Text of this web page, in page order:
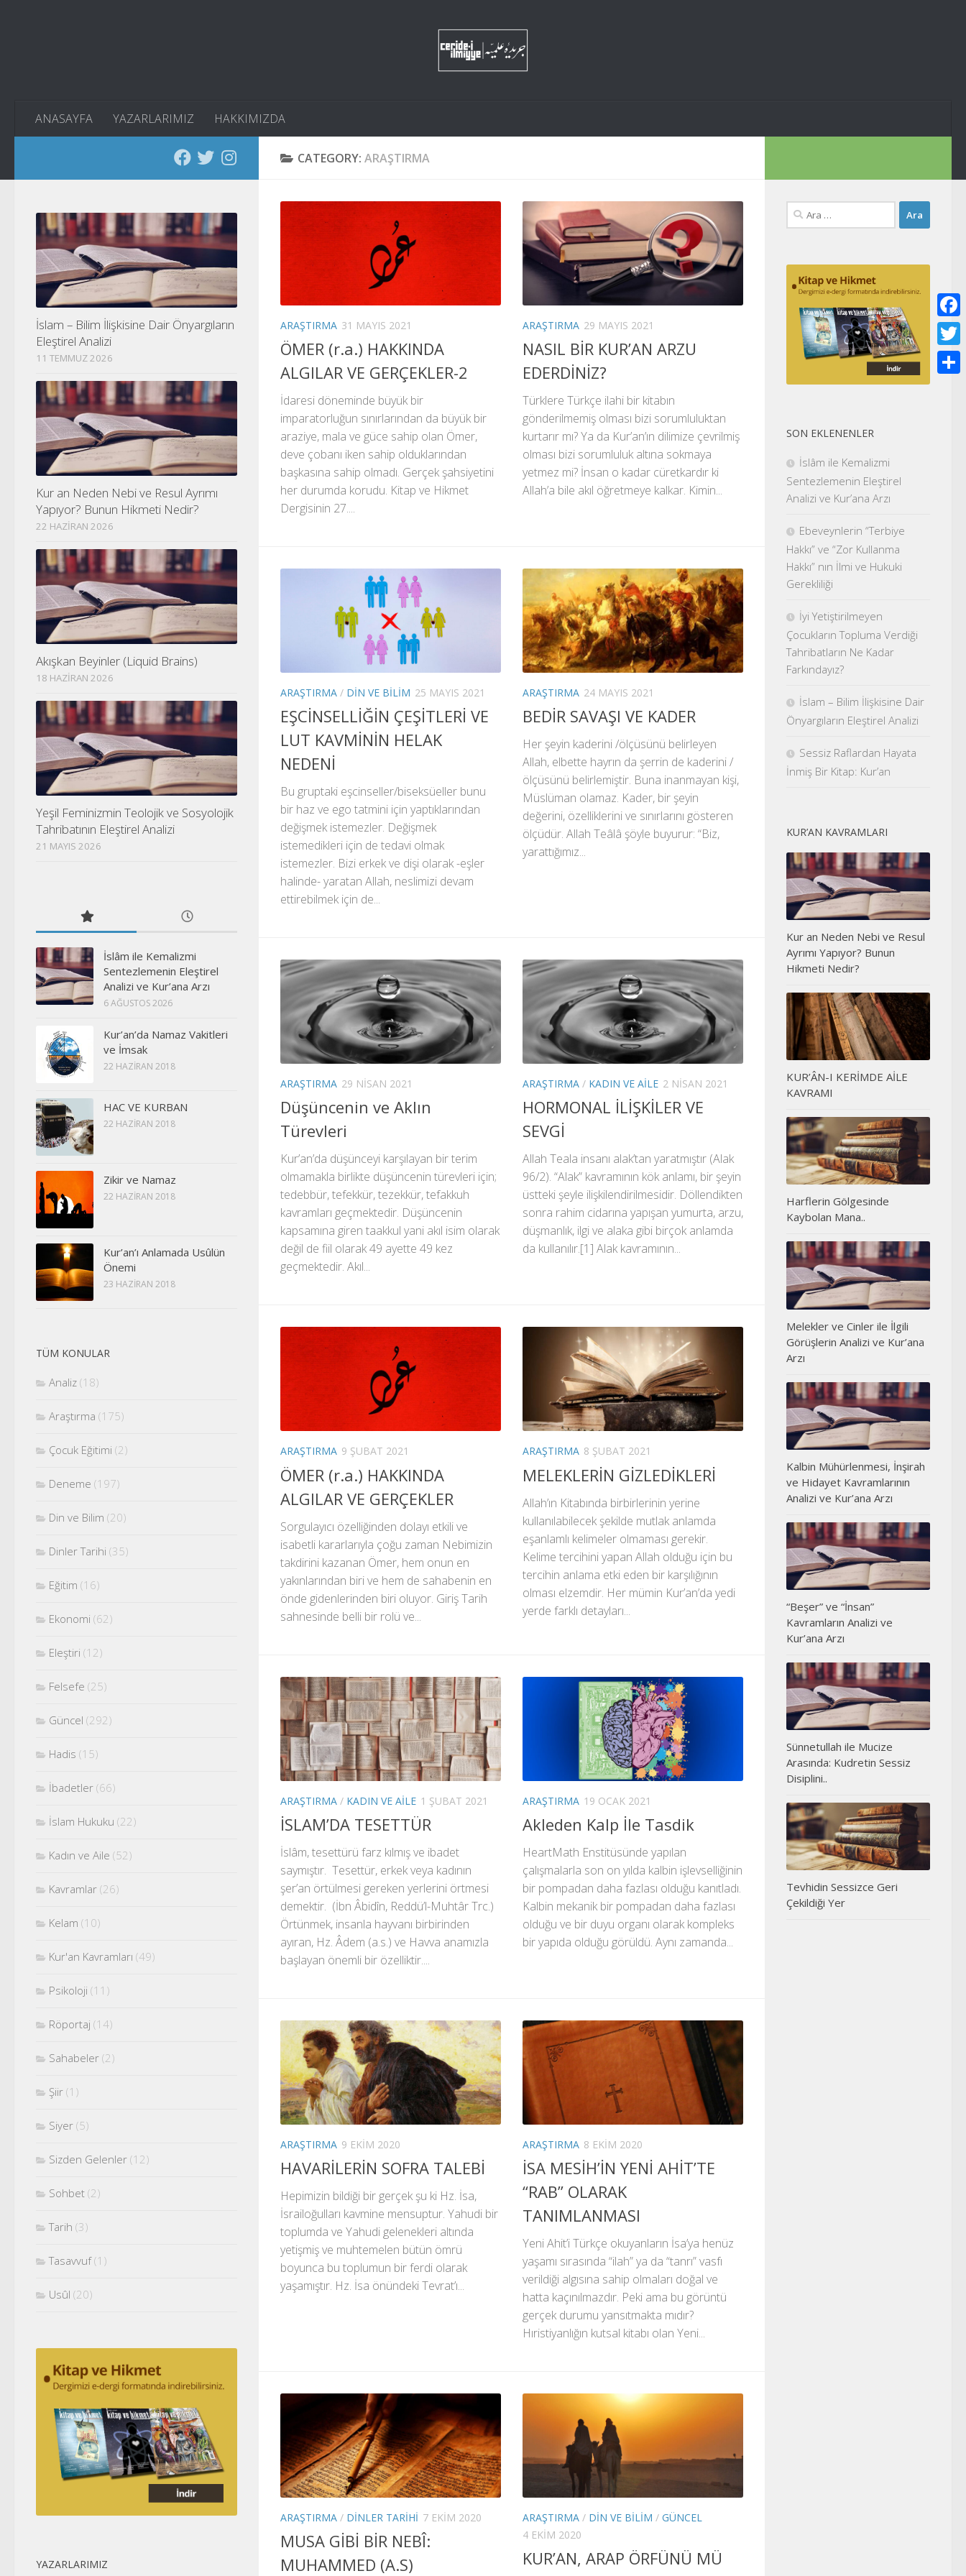
ANASAYFA YAZARLARIMIZ HAKKIMIZDA
CATEGORY: ARAŞTIRMA
ARAŞTIRMA 31 MAYIS 2021
ÖMER (r.a.) HAKKINDA
ALGILAR VE GERÇEKLER-2
İdaresi döneminde büyük bir
imparatorluğun sınırlarından da büyük bir
araziye, mala ve güce sahip olan Ömer,
deve çobanı iken sahip olduklarından
başkasına sahip olmadı. Gerçek şahsiyetini
her durumda korudu. Kitap ve Hikmet
Dergisinin 27....
ARAŞTIRMA 29 MAYIS 2021
NASIL BİR KUR’AN ARZU
EDERDİNİZ?
Türklere Türkçe ilahi bir kitabın
gönderilmemiş olması bizi sorumluluktan
kurtarır mı? Ya da Kur’an’ın dilimize çevrilmiş
olması bizi sorumluluk altına sokmaya
yetmez mi? İnsan o kadar cüretkardır ki
Allah’a bile akıl öğretmeye kalkar. Kimin...
ARAŞTIRMA / DIN VE BILIM 25 MAYIS 2021
EŞCİNSELLİĞİN ÇEŞİTLERİ VE
LUT KAVMİNİN HELAK
NEDENİ
Bu gruptaki eşcinseller/biseksüeller bunu
bir haz ve ego tatmini için yaptıklarından
değişmek istemezler. Değişmek
istemedikleri için de tedavi olmak
istemezler. Bizi erkek ve dişi olarak -eşler
halinde- yaratan Allah, neslimizi devam
ettirebilmek için de...
ARAŞTIRMA 24 MAYIS 2021
BEDİR SAVAŞI VE KADER
Her şeyin kaderini /ölçüsünü belirleyen
Allah, elbette hayrın da şerrin de kaderini /
ölçüsünü belirlemiştir. Buna inanmayan kişi,
Müslüman olamaz. Kader, bir şeyin
değerini, özelliklerini ve sınırlarını gösteren
ölçüdür. Allah Teâlâ şöyle buyurur: “Biz,
yarattığımız...
ARAŞTIRMA 29 NISAN 2021
Düşüncenin ve Aklın
Türevleri
Kur’an’da düşünceyi karşılayan bir terim
olmamakla birlikte düşüncenin türevleri için;
tedebbür, tefekkür, tezekkür, tefakkuh
kavramları geçmektedir. Düşüncenin
kapsamına giren taakkul yani akıl isim olarak
değil de fiil olarak 49 ayette 49 kez
geçmektedir. Akıl...
ARAŞTIRMA / KADIN VE AILE 2 NISAN 2021
HORMONAL İLİŞKİLER VE
SEVGİ
Allah Teala insanı alak’tan yaratmıştır (Alak
96/2). “Alak” kavramının kök anlamı, bir şeyin
üstteki şeyle ilişkilendirilmesidir. Döllendikten
sonra rahim cidarına yapışan yumurta, arzu,
düşmanlık, ilgi ve alaka gibi birçok anlamda
da kullanılır.[1] Alak kavramının...
ARAŞTIRMA 9 ŞUBAT 2021
ÖMER (r.a.) HAKKINDA
ALGILAR VE GERÇEKLER
Sorgulayıcı özelliğinden dolayı etkili ve
isabetli kararlarıyla çoğu zaman Nebimizin
takdirini kazanan Ömer, hem onun en
yakınlarından biri ve hem de sahabenin en
önde gidenlerinden biri oluyor. Giriş Tarih
sahnesinde belli bir rolü ve...
ARAŞTIRMA 8 ŞUBAT 2021
MELEKLERİN GİZLEDİKLERİ
Allah’ın Kitabında birbirlerinin yerine
kullanılabilecek şekilde mutlak anlamda
eşanlamlı kelimeler olmaması gerekir.
Kelime tercihini yapan Allah olduğu için bu
tercihin anlama etki eden bir karşılığının
olması elzemdir. Her mümin Kur’an’da yedi
yerde farklı detayları...
ARAŞTIRMA / KADIN VE AILE 1 ŞUBAT 2021
İSLAM’DA TESETTÜR
İslâm, tesettürü farz kılmış ve ibadet
saymıştır. Tesettür, erkek veya kadının
şer’an örtülmesi gereken yerlerini örtmesi
demektir. (İbn Âbidîn, Reddü’l-Muhtâr Trc.)
Örtünmek, insanla hayvanı birbirinden
ayıran, Hz. Âdem (a.s.) ve Havva anamızla
başlayan önemli bir özelliktir....
ARAŞTIRMA 19 OCAK 2021
Akleden Kalp İle Tasdik
HeartMath Enstitüsünde yapılan
çalışmalarla son on yılda kalbin işlevselliğinin
bir pompadan daha fazlası olduğu kanıtladı.
Kalbin mekanik bir pompadan daha fazlası
olduğu ve bir duyu organı olarak kompleks
bir yapıda olduğu görüldü. Aynı zamanda...
ARAŞTIRMA 9 EKIM 2020
HAVARİLERİN SOFRA TALEBİ
Hepimizin bildiği bir gerçek şu ki Hz. İsa,
İsrailoğulları kavmine mensuptur. Yahudi bir
toplumda ve Yahudi gelenekleri altında
yetişmiş ve muhtemelen bütün ömrü
boyunca bu toplumun bir ferdi olarak
yaşamıştır. Hz. İsa önündeki Tevrat’ı...
ARAŞTIRMA 8 EKIM 2020
İSA MESİH’İN YENİ AHİT’TE
“RAB” OLARAK
TANIMLANMASI
Yeni Ahit’i Türkçe okuyanların İsa’ya henüz
yaşamı sırasında “ilah” ya da “tanrı” vasfı
verildiği algısına sahip olmaları doğal ve
hatta kaçınılmazdır. Peki ama bu görüntü
gerçek durumu yansıtmakta mıdır?
Hıristiyanlığın kutsal kitabı olan Yeni...
ARAŞTIRMA / DINLER TARIHI 7 EKIM 2020
MUSA GİBİ BİR NEBÎ:
MUHAMMED (A.S)
ARAŞTIRMA / DIN VE BILIM / GÜNCEL
4 EKIM 2020
KUR’AN, ARAP ÖRFÜNÜ MÜ
İslam – Bilim İlişkisine Dair Önyargıların
Eleştirel Analizi
11 TEMMUZ 2026
Kur an Neden Nebi ve Resul Ayrımı
Yapıyor? Bunun Hikmeti Nedir?
22 HAZIRAN 2026
Akışkan Beyinler (Liquid Brains)
18 HAZIRAN 2026
Yeşil Feminizmin Teolojik ve Sosyolojik
Tahribatının Eleştirel Analizi
21 MAYIS 2026
İslâm ile Kemalizmi
Sentezlemenin Eleştirel
Analizi ve Kur’ana Arzı
6 AĞUSTOS 2026
Kur’an’da Namaz Vakitleri
ve İmsak
22 HAZIRAN 2018
HAC VE KURBAN
22 HAZIRAN 2018
Zikir ve Namaz
22 HAZIRAN 2018
Kur’an’ı Anlamada Usûlün
Önemi
23 HAZIRAN 2018
TÜM KONULAR
Analiz (18)
Araştırma (175)
Çocuk Eğitimi (2)
Deneme (197)
Din ve Bilim (20)
Dinler Tarihi (35)
Eğitim (16)
Ekonomi (62)
Eleştiri (12)
Felsefe (25)
Güncel (292)
Hadis (15)
İbadetler (66)
İslam Hukuku (22)
Kadın ve Aile (52)
Kavramlar (26)
Kelam (10)
Kur'an Kavramları (49)
Psikoloji (11)
Röportaj (14)
Sahabeler (2)
Şiir (1)
Siyer (5)
Sizden Gelenler (12)
Sohbet (2)
Tarih (3)
Tasavvuf(1)
Usûl (20)
YAZARLARIMIZ
Arama:
SON EKLENENLER
İslâm ile Kemalizmi
Sentezlemenin Eleştirel
Analizi ve Kur’ana Arzı
Ebeveynlerin “Terbiye
Hakkı” ve “Zor Kullanma
Hakkı” nın İlmi ve Hukuki
Gerekliliği
İyi Yetiştirilmeyen
Çocukların Topluma Verdiği
Tahribatların Ne Kadar
Farkındayız?
İslam – Bilim İlişkisine Dair
Önyargıların Eleştirel Analizi
Sessiz Raflardan Hayata
İnmiş Bir Kitap: Kur’an
KUR’AN KAVRAMLARI
Kur an Neden Nebi ve Resul
Ayrımı Yapıyor? Bunun
Hikmeti Nedir?
KUR’ÂN-I KERİMDE AİLE
KAVRAMI
Harflerin Gölgesinde
Kaybolan Mana..
Melekler ve Cinler ile İlgili
Görüşlerin Analizi ve Kur’ana
Arzı
Kalbin Mühürlenmesi, İnşirah
ve Hidayet Kavramlarının
Analizi ve Kur’ana Arzı
“Beşer” ve “İnsan”
Kavramların Analizi ve
Kur’ana Arzı
Sünnetullah ile Mucize
Arasında: Kudretin Sessiz
Disiplini..
Tevhidin Sessizce Geri
Çekildiği Yer